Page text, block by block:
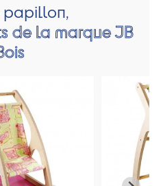
papillon,
de la marque JB